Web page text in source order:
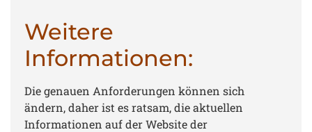
Weitere
Informationen:
Die genauen Anforderungen können sich
ändern, daher ist es ratsam, die aktuellen
Informationen auf der Website der